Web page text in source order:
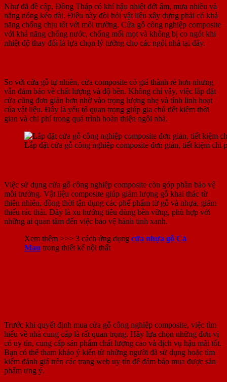
Như đã đề cập, Đồng Tháp có khí hậu nhiệt đới ẩm, mưa nhiều và
nắng nóng kéo dài. Điều này đòi hỏi vật liệu xây dựng phải có khả
năng chống chịu tốt với môi trường. Cửa gỗ công nghiệp composite
với khả năng chống nước, chống mối mọt và không bị co ngót khi
nhiệt độ thay đổi là lựa chọn lý tưởng cho các ngôi nhà tại đây.
So với cửa gỗ tự nhiên, cửa composite có giá thành rẻ hơn nhưng
vẫn đảm bảo về chất lượng và độ bền. Không chỉ vậy, việc lắp đặt
cửa cũng đơn giản hơn nhờ vào trọng lượng nhẹ và tính linh hoạt
của vật liệu. Đây là yếu tố quan trọng giúp gia chủ tiết kiệm thời
gian và chi phí trong quá trình hoàn thiện ngôi nhà.
Lắp đặt cửa gỗ công nghiệp composite đơn giản, tiết kiệm chi
Việc sử dụng cửa gỗ công nghiệp composite còn góp phần bảo vệ
môi trường. Vật liệu composite giúp giảm lượng gỗ khai thác từ
thiên nhiên, đồng thời tận dụng các phế phẩm từ gỗ và nhựa, giảm
thiểu rác thải. Đây là xu hướng tiêu dùng bền vững, phù hợp với
những ai quan tâm đến việc bảo vệ hành tinh xanh.
Xem thêm >>> 3 cách ứng dụng cửa nhựa gỗ Cà
Mau trong thiết kế nội thất
Trước khi quyết định mua cửa gỗ công nghiệp composite, việc tìm
hiểu về nhà cung cấp là rất quan trọng. Hãy lựa chọn những đơn vị
có uy tín, cung cấp sản phẩm chất lượng cao và dịch vụ hậu mãi tốt.
Bạn có thể tham khảo ý kiến từ những người đã sử dụng hoặc tìm
kiếm đánh giá trên các trang web uy tín để đảm bảo mua được sản
phẩm ưng ý.